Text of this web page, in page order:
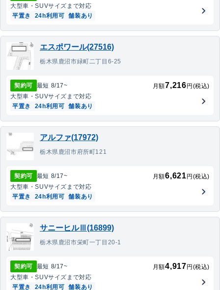
大型車・SUVサイズまで対応
平置き
24h利用可 舗装あり
エスポワール(27516)
栃木県鹿沼市緑町二丁目6-25
契約可 最短 8/17~ 月額7,216 円(税込)
大型車・SUVサイズまで対応
平置き
24h利用可 舗装あり
アルファ(17972)
栃木県鹿沼市府所町121
契約可 最短 8/17~ 月額6,621 円(税込)
大型車・SUVサイズまで対応
平置き
24h利用可 舗装あり
サニーヒルⅢ(16899)
栃木県鹿沼市栄町一丁目20-1
契約可 最短 8/17~ 月額4,917 円(税込)
大型車・SUVサイズまで対応
平置き
24h利用可 舗装あり